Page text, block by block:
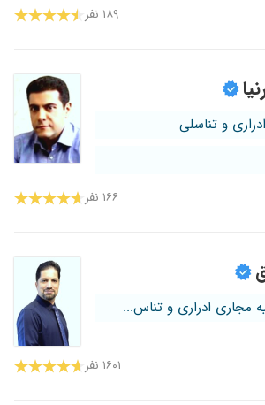
۱۸۹ نفر
و تناسلی
۱۶۶ نفر
ادراری و تناس...
۱۶۰۱ نفر